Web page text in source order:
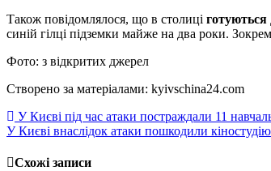
Також повідомлялося, що в столиці готуються
синій гілці підземки майже на два роки.
Фото: з відкритих джерел
Створено за матеріалами: kyivschina24.com
Навігація
записів
У Києві під час атаки постраждали 11
У Києві внаслідок атаки пошкодили
Схожі записи